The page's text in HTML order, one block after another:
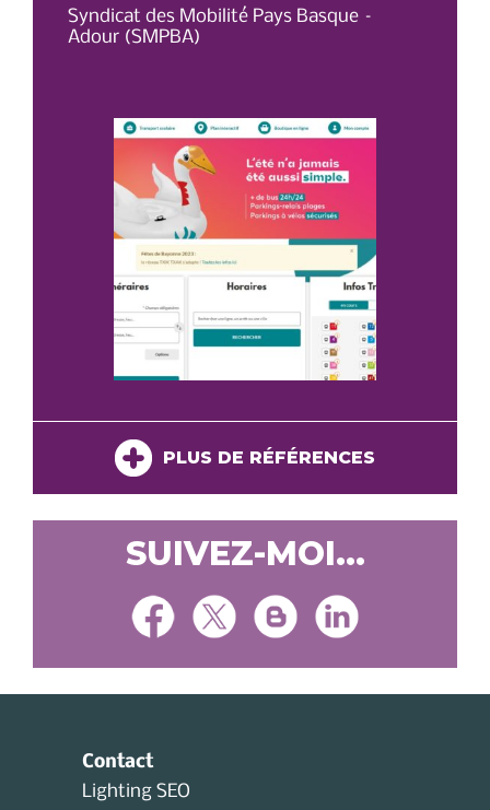
Syndicat des Mobilité Pays Basque –
Adour (SMPBA)
PLUS DE RÉFÉRENCES
SUIVEZ-MOI...
Contact
Lighting SEO